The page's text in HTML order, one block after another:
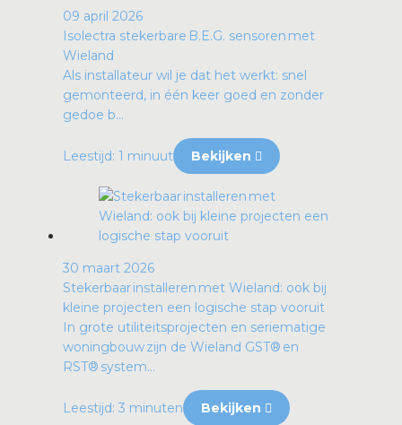
09 april 2026
Isolectra stekerbare B.E.G. sensoren met
Wieland
Als installateur wil je dat het werkt: snel
gemonteerd, in één keer goed en zonder
gedoe b...
Leestijd: 1 minuut Bekijken
30 maart 2026
Stekerbaar installeren met Wieland: ook bij
kleine projecten een logische stap vooruit
In grote utiliteitsprojecten en seriematige
woningbouw zijn de Wieland GST® en
RST® system...
Leestijd: 3 minuten Bekijken